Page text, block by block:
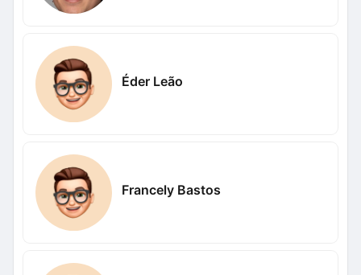
Éder Leão
Francely Bastos